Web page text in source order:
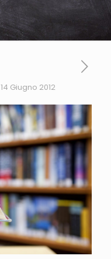
14 Giugno 2012